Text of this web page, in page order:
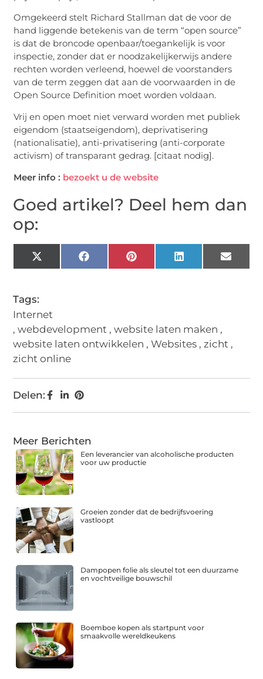
Omgekeerd stelt Richard Stallman dat de voor de
hand liggende betekenis van de term “open source”
is dat de broncode openbaar/toegankelijk is voor
inspectie, zonder dat er noodzakelijkerwijs andere
rechten worden verleend, hoewel de voorstanders
van de term zeggen dat aan de voorwaarden in de
Open Source Definition moet worden voldaan.
Vrij en open moet niet verward worden met publiek
eigendom (staatseigendom), deprivatisering
(nationalisatie), anti-privatisering (anti-corporate
activism) of transparant gedrag. [citaat nodig].
Meer info : bezoekt u de website
Goed artikel? Deel hem dan
op:
X
(Twitter)
FacebookPinterestLinkedIn Email
Tags:
Internet
,webdevelopment ,website laten maken ,
website laten ontwikkelen ,Websites ,zicht ,
zicht online
Delen:
Meer Berichten
Een leverancier van alcoholische producten
voor uw productie
Groeien zonder dat de bedrijfsvoering
vastloopt
Dampopen folie als sleutel tot een duurzame
en vochtveilige bouwschil
Boemboe kopen als startpunt voor
smaakvolle wereldkeukens